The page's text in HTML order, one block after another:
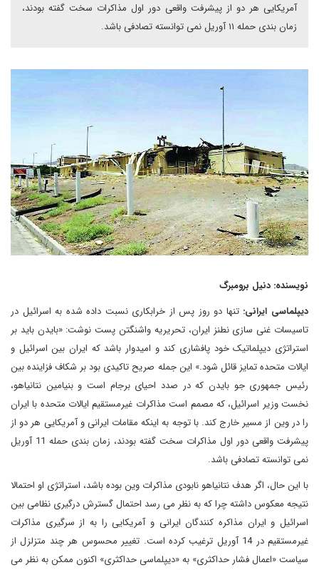
آمریکایی هر دو از پیشرفت واقعی دور اول مذاکرات سخت گفته بودند،
زمان بندی حمله ۱۱ آوریل نمی توانسته تصادفی باشد.
نویسنده: دنیل برومبرگ
دیپلماسی ایرانی: تنها دو روز پس از خرابکاری نسبت داده شده به اسرائیل در
تاسیسات غنی سازی نطنز ایران، تحریریه واشنگتن پست نوشت: «بایدن باید بر
استراتژی دیپلماتیک خود پافشاری کند و امیدوار باشد که ایران بین اسرائیل و
ایالات متحده تمایز قائل شود.» این جمله صریح تاکیدی بود بر شکاف فزاینده بین
رئیس جمهوری جو بایدن که در صدد احیای برجام است و بنیامین نتانیاهو،
نخست وزیر اسرائیل، که مصمم است مذاکرات غیرمستقیم ایالات متحده با ایران
را در وین از مسیر خارج کند. با توجه به اینکه مقامات ایرانی و آمریکایی هر دو از
پیشرفت واقعی دور اول مذاکرات سخت گفته بودند، زمان بندی حمله 11 آوریل
نمی توانسته تصادفی باشد.
با این حال، اگر هدف نتانیاهو نابودی مذاکرات وین بوده باشد، استراتژی او احتمالا
نتیجه معکوس داشته چرا که به نظر می رسد احتمال گسترش درگیری نظامی بین
اسرائیل و ایران مذاکره کنندگان ایرانی و آمریکایی را به از سرگیری مذاکرات
غیرمستقیم در 14 آوریل ترغیب کرده است. تغییر محسوس هر چند متزلزل از
سیاست «اعمال فشار حداکثری» به «دیپلماسی حداکثری» اکنون ممکن به نظر می